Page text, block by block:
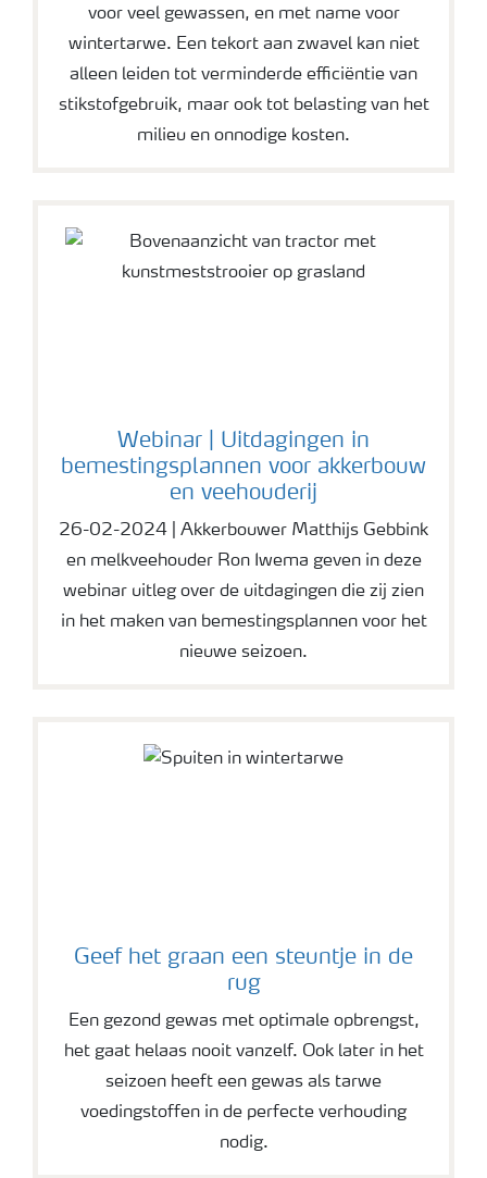
voor veel gewassen, en met name voor
wintertarwe. Een tekort aan zwavel kan niet
alleen leiden tot verminderde efficiëntie van
stikstofgebruik, maar ook tot belasting van het
milieu en onnodige kosten.
Webinar | Uitdagingen in
bemestingsplannen voor akkerbouw
en veehouderij
26-02-2024 | Akkerbouwer Matthijs Gebbink
en melkveehouder Ron Iwema geven in deze
webinar uitleg over de uitdagingen die zij zien
in het maken van bemestingsplannen voor het
nieuwe seizoen.
Geef het graan een steuntje in de
rug
Een gezond gewas met optimale opbrengst,
het gaat helaas nooit vanzelf. Ook later in het
seizoen heeft een gewas als tarwe
voedingstoffen in de perfecte verhouding
nodig.